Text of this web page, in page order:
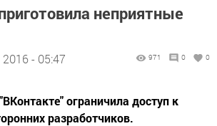
неприятные
- 05:47 971 0 0
ограничила доступ к
разработчиков.